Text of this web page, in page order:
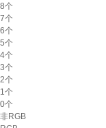
8个
7个
6个
5个
4个
3个
2个
1个
0个
非RGB